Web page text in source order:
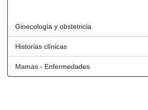
Ginecología y obstetricia
Historias clínicas
Mamas - Enfermedades